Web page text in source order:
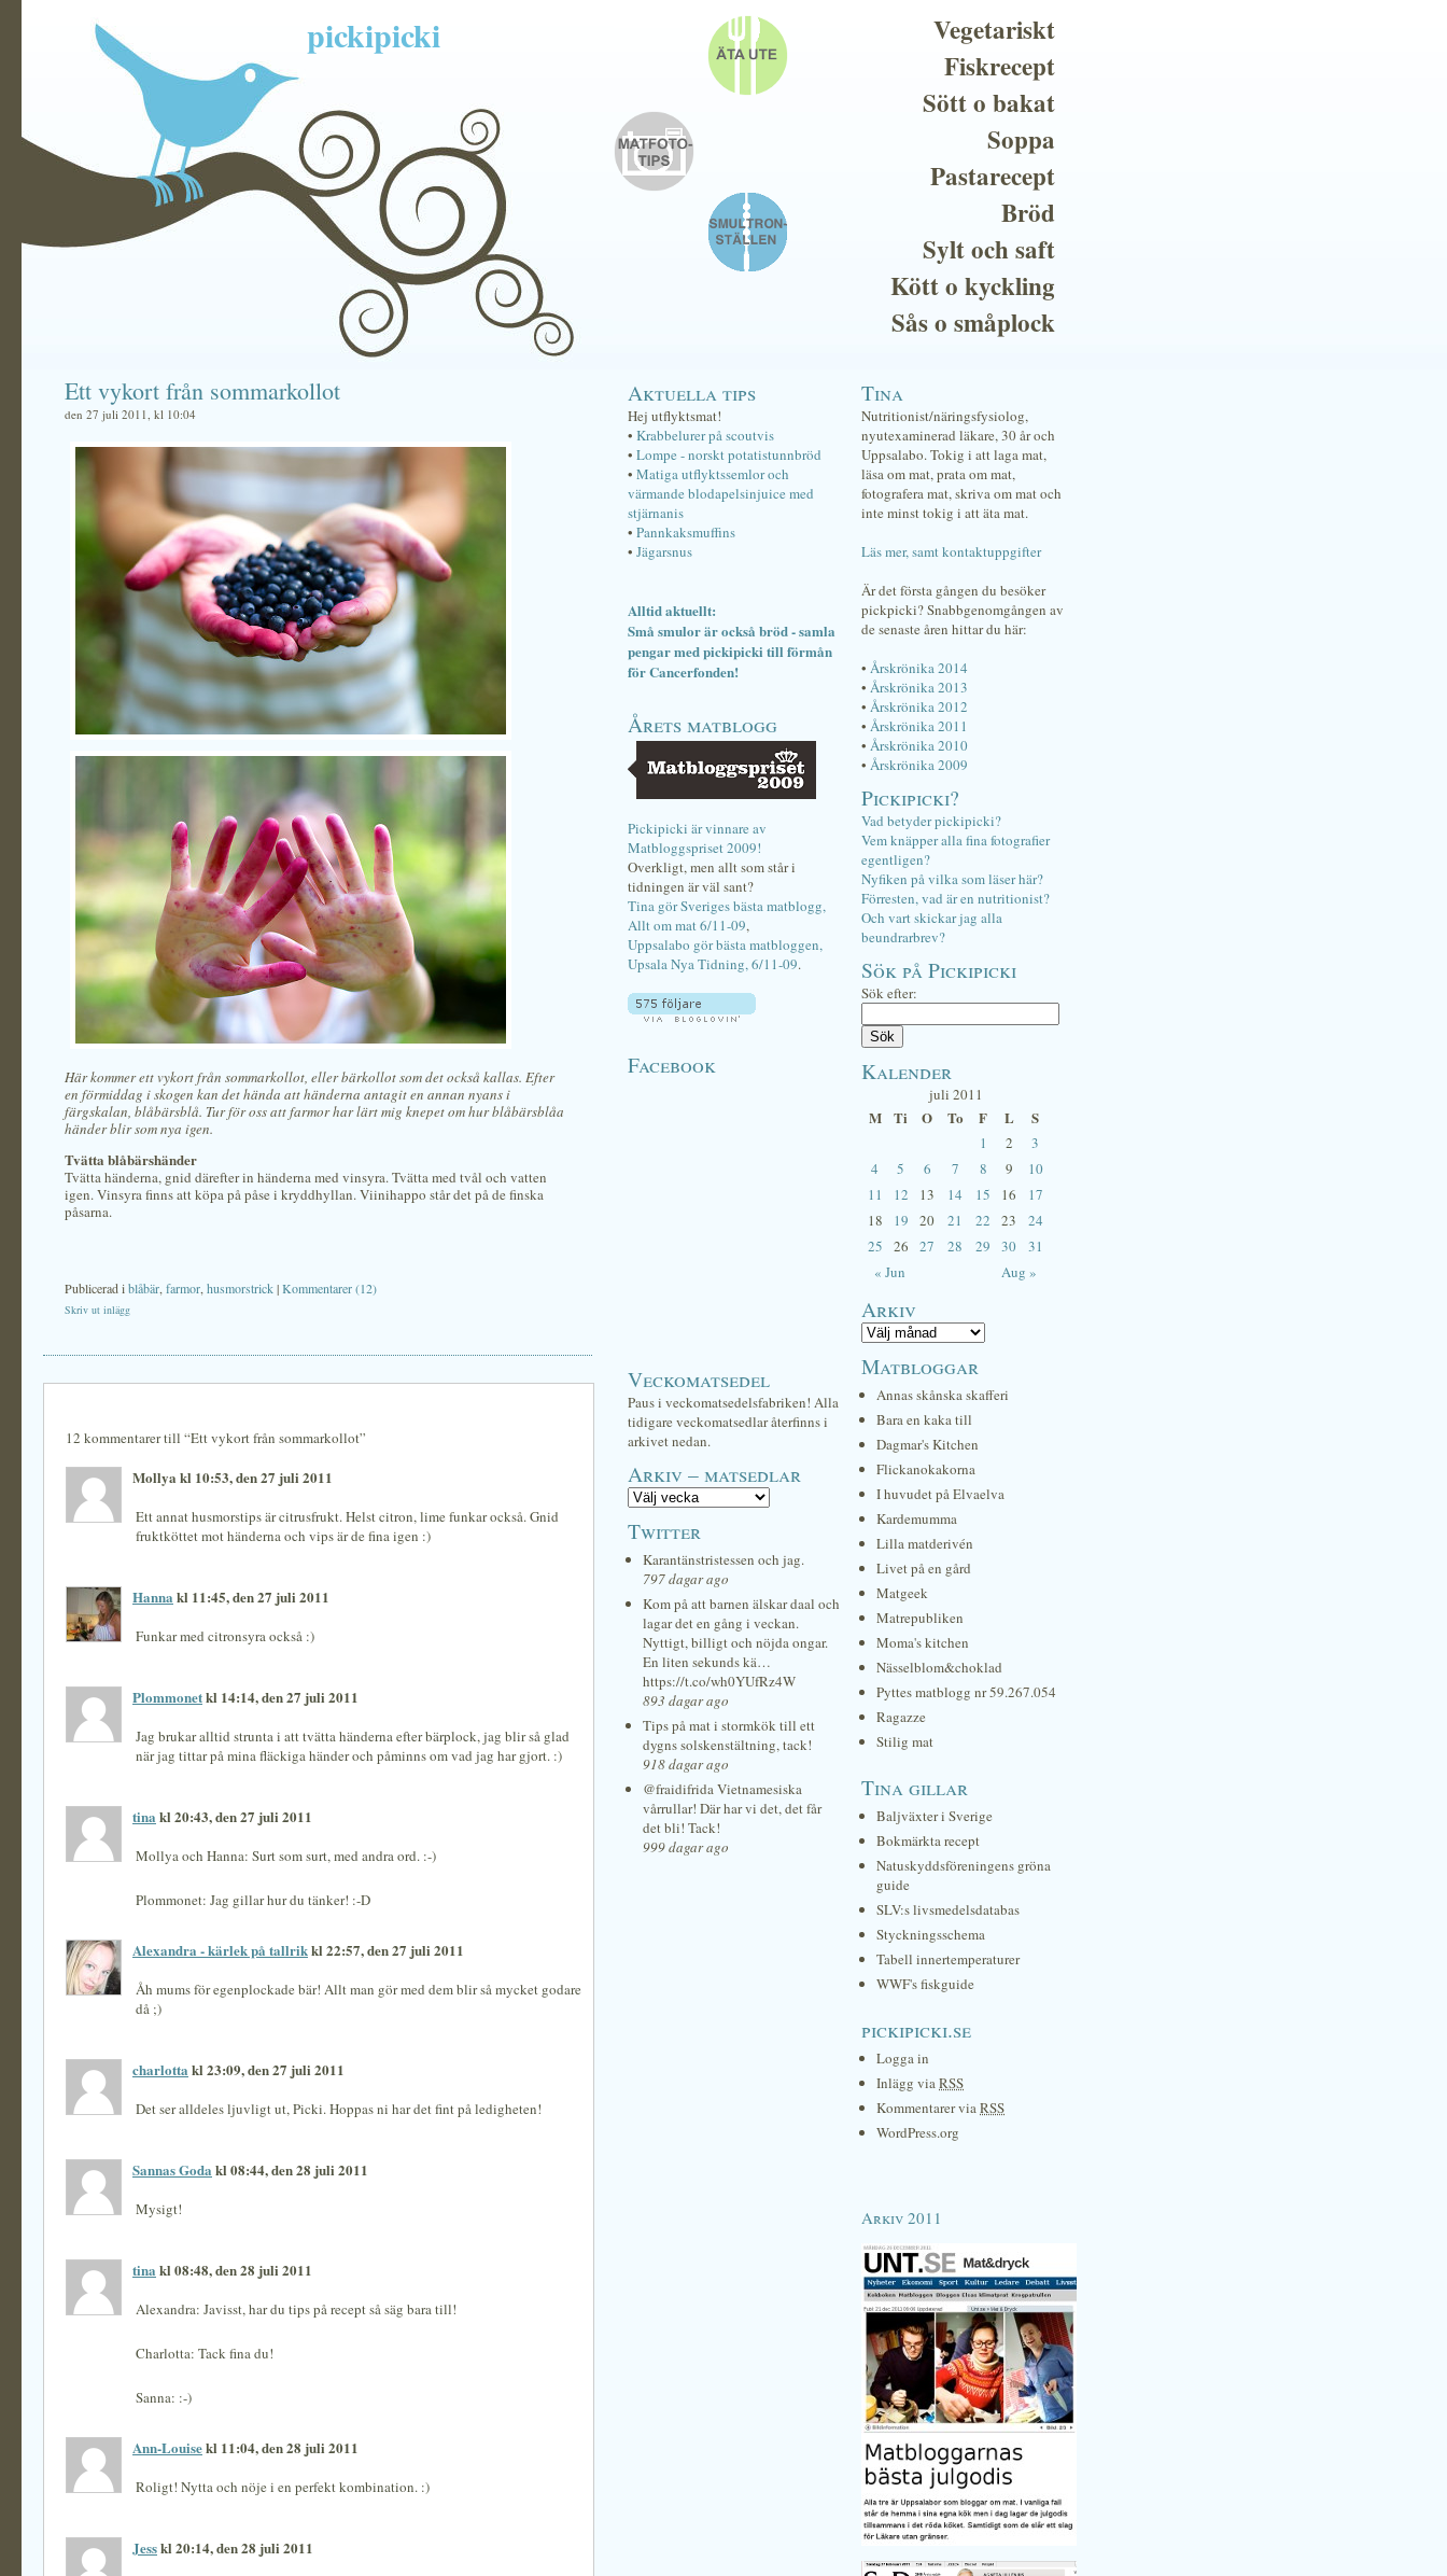
pickipicki
Vegetariskt
Fiskrecept
Sött o bakat
Soppa
Pastarecept
Bröd
Sylt och saft
Kött o kyckling
Sås o småplock
Ett vykort från sommarkollot
den 27 juli 2011, kl 10:04
Här kommer ett vykort från sommarkollot, eller bärkollot som det också kallas. Efter
en förmiddag i skogen kan det hända att händerna antagit en annan nyans i
färgskalan, blåbärsblå. Tur för oss att farmor har lärt mig knepet om hur blåbärsblåa
händer blir som nya igen.
Tvätta blåbärshänder
Tvätta händerna, gnid därefter in händerna med vinsyra. Tvätta med tvål och vatten
igen. Vinsyra finns att köpa på påse i kryddhyllan. Viinihappo står det på de finska
påsarna.
Publicerad iblåbär farmor husmorstrick|Kommentarer (12)
Skriv ut inlägg
12 kommentarer till “Ett vykort från sommarkollot”
Mollya kl 10:53, den 27 juli 2011
Ett annat husmorstips är citrusfrukt. Helst citron, lime funkar också. Gnid
fruktköttet mot händerna och vips är de fina igen :)
Hanna kl 11:45, den 27 juli 2011
Funkar med citronsyra också :)
Plommonetkl 14:14, den 27 juli 2011
Jag brukar alltid strunta i att tvätta händerna efter bärplock, jag blir så glad
när jag tittar på mina fläckiga händer och påminns om vad jag har gjort. :)
tina kl 20:43, den 27 juli 2011
Mollya och Hanna: Surt som surt, med andra ord. :-)
Plommonet: Jag gillar hur du tänker! :-D
Alexandra - kärlek på tallrikkl 22:57, den 27 juli 2011
Åh mums för egenplockade bär! Allt man gör med dem blir så mycket godare
då ;)
charlotta kl 23:09, den 27 juli 2011
Det ser alldeles ljuvligt ut, Picki. Hoppas ni har det fint på ledigheten!
Sannas Goda kl 08:44, den 28 juli 2011
Mysigt!
tina kl 08:48, den 28 juli 2011
Alexandra: Javisst, har du tips på recept så säg bara till!
Charlotta: Tack fina du!
Sanna: :-)
Ann-Louisekl 11:04, den 28 juli 2011
Roligt! Nytta och nöje i en perfekt kombination. :)
Jesskl 20:14, den 28 juli 2011
Aktuella tips
Hej utflyktsmat!
• Krabbelurer på scoutvis
• Lompe - norskt potatistunnbröd
• Matiga utflyktssemlor och
värmande blodapelsinjuice med
stjärnanis
• Pannkaksmuffins
• Jägarsnus
Alltid aktuellt:
Små smulor är också bröd - samla
pengar med pickipicki till förmån
för Cancerfonden!
Årets matblogg
Pickipicki är vinnare av
Matbloggspriset 2009!
Overkligt, men allt som står i
tidningen är väl sant?
Tina gör Sveriges bästa matblogg,
Allt om mat 6/11-09,
Uppsalabo gör bästa matbloggen,
Upsala Nya Tidning, 6/11-09.
Facebook
Veckomatsedel
Paus i veckomatsedelsfabriken! Alla
tidigare veckomatsedlar återfinns i
arkivet nedan.
Arkiv – matsedlar
Twitter
Karantänstristessen och jag.
797 dagar ago
Kom på att barnen älskar daal och
lagar det en gång i veckan.
Nyttigt, billigt och nöjda ongar.
En liten sekunds kä…
https://t.co/wh0YUfRz4W
893 dagar ago
Tips på mat i stormkök till ett
dygns solskenstältning, tack!
918 dagar ago
@fraidifrida Vietnamesiska
vårrullar! Där har vi det, det får
det bli! Tack!
999 dagar ago
Tina
Nutritionist/näringsfysiolog,
nyutexaminerad läkare, 30 år och
Uppsalabo. Tokig i att laga mat,
läsa om mat, prata om mat,
fotografera mat, skriva om mat och
inte minst tokig i att äta mat.
Läs mer, samt kontaktuppgifter
Är det första gången du besöker
pickpicki? Snabbgenomgången av
de senaste åren hittar du här:
• Årskrönika 2014
• Årskrönika 2013
• Årskrönika 2012
• Årskrönika 2011
• Årskrönika 2010
• Årskrönika 2009
Pickipicki?
Vad betyder pickipicki?
Vem knäpper alla fina fotografier
egentligen?
Nyfiken på vilka som läser här?
Förresten, vad är en nutritionist?
Och vart skickar jag alla
beundrarbrev?
Sök på Pickipicki
Sök efter:
Kalender
juli 2011
M Ti O To F L S
« Jun Aug »
1 2
3
4
5 6 7 8 9
10
11
12 13 14 15 16
17
18
19 20 21 22 23
24
25
26 27 28 29 30 31
Arkiv
Matbloggar
Annas skånska skafferi
Bara en kaka till
Dagmar's Kitchen
Flickanokakorna
I huvudet på Elvaelva
Kardemumma
Lilla matderivén
Livet på en gård
Matgeek
Matrepubliken
Moma's kitchen
Nässelblom&choklad
Pyttes matblogg nr 59.267.054
Ragazze
Stilig mat
Tina gillar
Baljväxter i Sverige
Bokmärkta recept
Natuskyddsföreningens gröna
guide
SLV:s livsmedelsdatabas
Styckningsschema
Tabell innertemperaturer
WWF's fiskguide
pickipicki.se
Logga in
Inlägg viaRSS
Kommentarer viaRSS
WordPress.org
Arkiv 2011